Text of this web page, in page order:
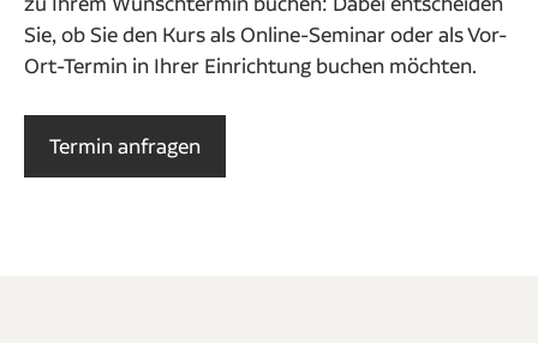
Sie, ob Sie den Kurs als Online-Seminar oder als Vor-
Ort-Termin in Ihrer Einrichtung buchen möchten.
Termin anfragen